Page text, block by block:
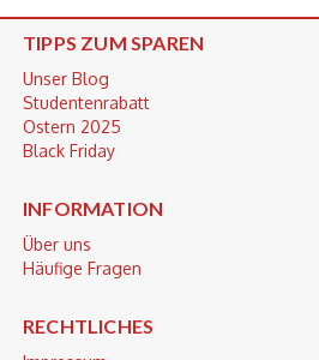
TIPPS ZUM SPAREN
Unser Blog
Studentenrabatt
Ostern 2025
Black Friday
INFORMATION
Über uns
Häufige Fragen
RECHTLICHES